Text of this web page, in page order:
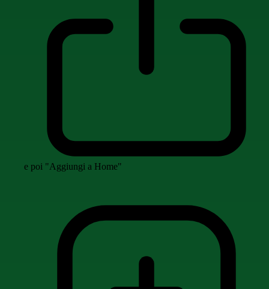
e poi "Aggiungi a Home"